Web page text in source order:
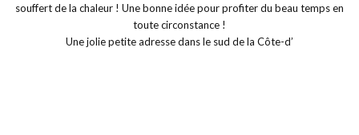
Une jolie petite adresse dans le sud de la Côte-d’